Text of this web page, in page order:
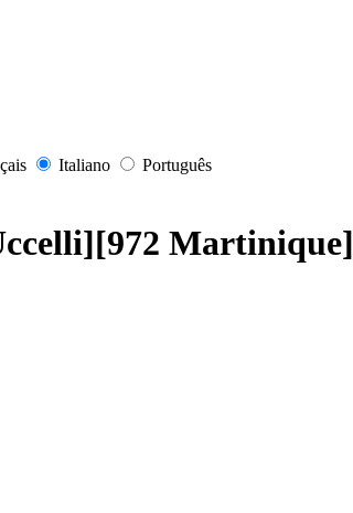
Italiano Português
Martinique]